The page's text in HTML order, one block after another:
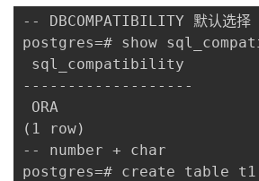
-- DBCOMPATIBILITY 默认选
postgres=# show
sql_compatibility
-------------------
ORA
(1 row)
-- number + char
postgres=# create table